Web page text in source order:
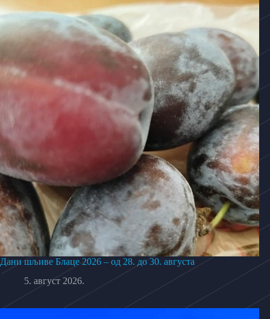
Дани шљиве Блаце 2026 – од 28. до 30. августа
5. август 2026.